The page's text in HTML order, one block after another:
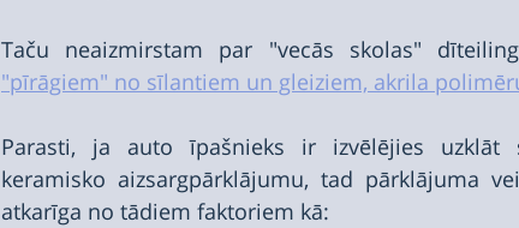
Taču neaizmirstam par "vecās skolas"
"pīrāgiem" no sīlantiem un gleiziem, akrila
Parasti, ja auto īpašnieks ir izvēlējies uzklāt
keramisko aizsargpārklājumu, tad pārklājuma
atkarīga no tādiem faktoriem kā: